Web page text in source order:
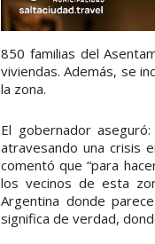
850 familias del
viviendas. Además, se
la zona.
El gobernador
atravesando una crisis
comentó que “para
los vecinos de esta
Argentina donde
significa de verdad,